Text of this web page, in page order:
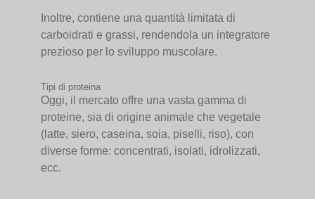
Inoltre, contiene una quantità limitata di
carboidrati e grassi, rendendola un integratore
prezioso per lo sviluppo muscolare.
Tipi di proteina
Oggi, il mercato offre una vasta gamma di
proteine, sia di origine animale che vegetale
(latte, siero, caseina, soia, piselli, riso), con
diverse forme: concentrati, isolati, idrolizzati,
ecc.